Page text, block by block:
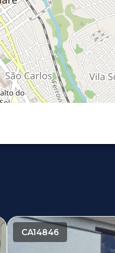
CA14846